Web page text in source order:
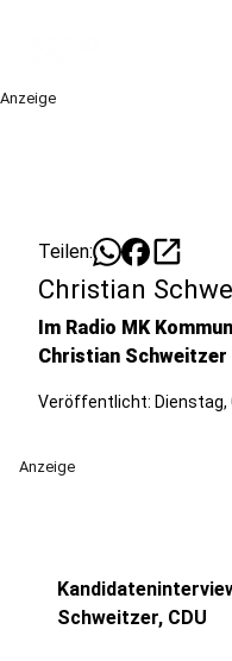
Anzeige
Teilen: open_in_new
Christian
Im Radio MK
Christian Schweitzer
Veröffentlicht: Dienstag,
Anzeige
Schweitzer, CDU